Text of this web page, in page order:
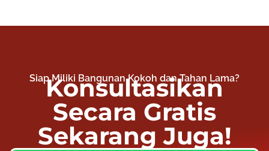
Siap Miliki Bangunan Kokoh dan Tahan Lama?
Konsultasikan
Secara Gratis
Sekarang Juga!